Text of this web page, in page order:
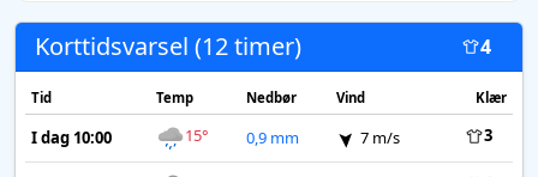
Korttidsvarsel (12 timer) 4
Tid Temp Nedbør Vind Klær
I dag 10:00 15° 0,9 mm 7 m/s 3